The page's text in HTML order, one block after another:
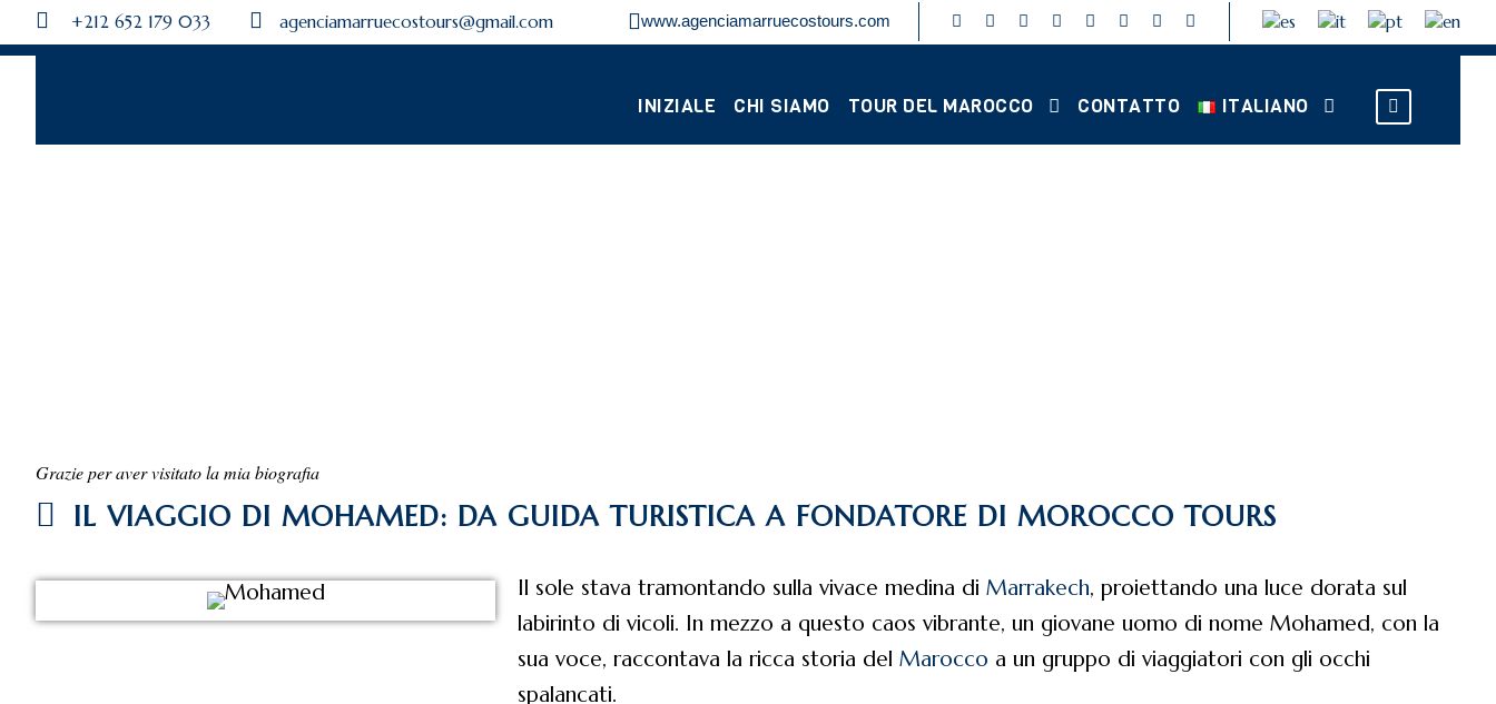
+212 652 179 033 agenciamarruecostours@gmail.com www.agenciamarruecostours.com
INIZIALE CHI SIAMO TOUR DEL MAROCCO CONTATTO ITALIANO
Grazie per aver visitato la mia biografia
IL VIAGGIO DI MOHAMED: DA GUIDA TURISTICA A FONDATORE DI MOROCCO TOURS
Il sole stava tramontando sulla vivace medina diMarrakech, proiettando una luce dorata sul
labirinto di vicoli. In mezzo a questo caos vibrante, un giovane uomo di nome Mohamed, con la
sua voce, raccontava la ricca storia delMarocco a un gruppo di viaggiatori con gli occhi
spalancati.